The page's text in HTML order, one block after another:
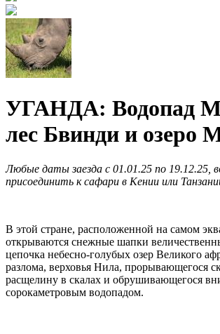
УГАНДА: Водопад
лес Бвинди и озеро
Любые даты заезда с 01.01.25 по 19.12.25,
присоединить к сафари в Кении или
В этой стране, расположенной на самом
открываются снежные шапки
цепочка небесно-голубых озер Великого
разлома, верховья Нила, прорывающегося
расщелину в скалах и обрушивающегося
сорокаметровым водопадом.